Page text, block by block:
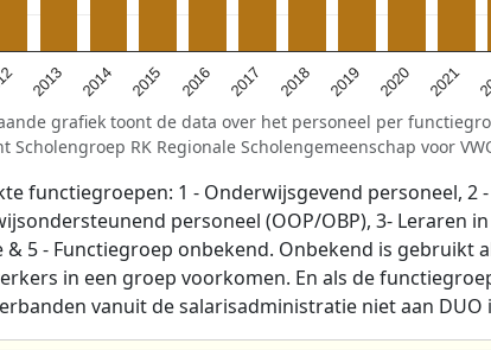
2013 2014 2015 2016 2017 2018 2019 2020 2021
grafiek toont de data over het personeel per
Scholengroep RK Regionale Scholengemeenschap voor
functiegroepen: 1 - Onderwijsgevend personeel, 2 -
personeel (OOP/OBP), 3- Leraren
& 5 - Functiegroep onbekend. Onbekend is gebruikt
in een groep voorkomen. En als de
vanuit de salarisadministratie niet aan DUO